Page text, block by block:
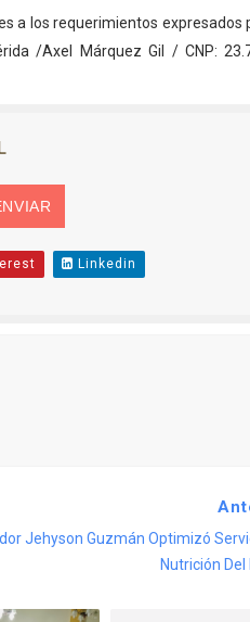
993 nuevos bachilleres de
con la activación de dos
a los requerimientos expresados
/Axel Márquez Gil / CNP:
Linkedin
Jehyson Guzmán Optimizó
Nutrición Del